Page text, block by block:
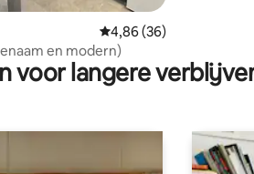
op 5, 239 recensies
Gemiddelde
4,86 (36)
en modern)
voor langere